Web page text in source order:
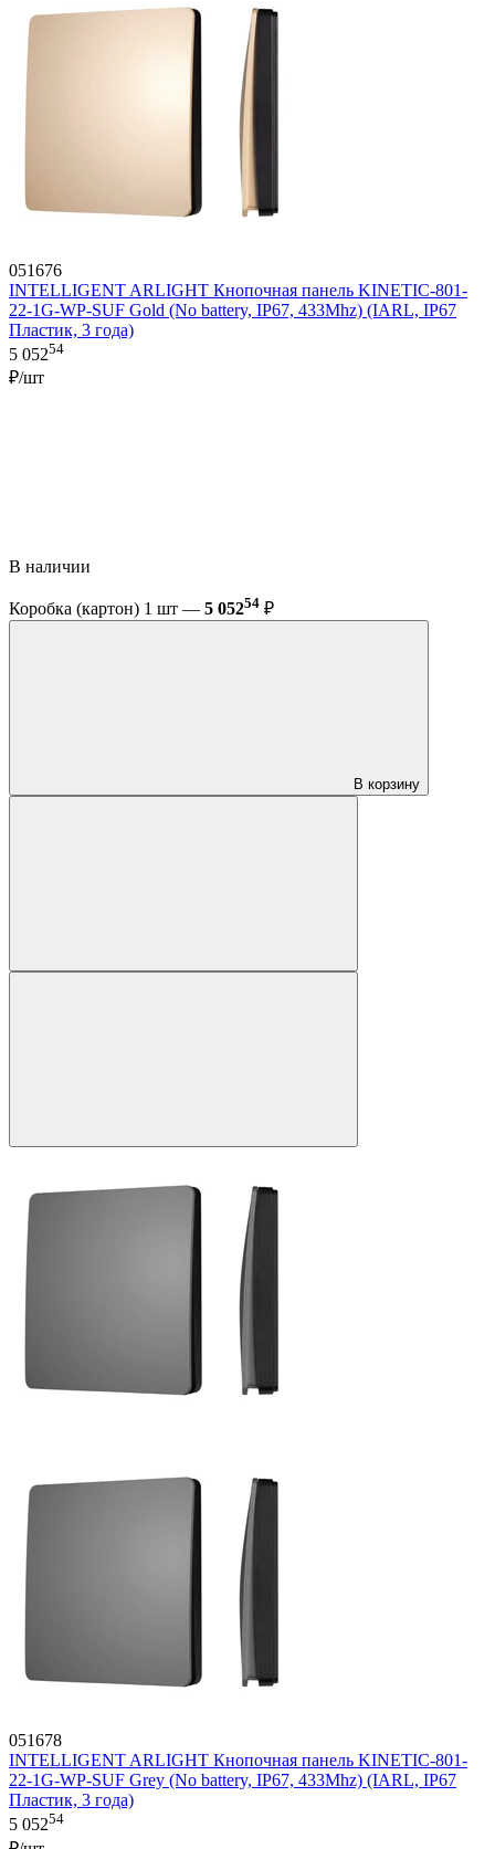
051676
INTELLIGENT ARLIGHT Кнопочная панель KINETIC-801-
22-1G-WP-SUF Gold (No battery, IP67, 433Mhz) (IARL, IP67
Пластик, 3 года)
5 05254
₽/шт
В наличии
Коробка (картон) 1 шт — 5 05254 ₽
В корзину
051678
INTELLIGENT ARLIGHT Кнопочная панель KINETIC-801-
22-1G-WP-SUF Grey (No battery, IP67, 433Mhz) (IARL, IP67
Пластик, 3 года)
5 05254